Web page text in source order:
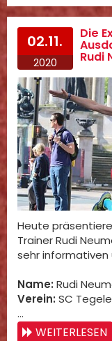
02.11.
2020
Die
Rudi
Heute
Trainer Rudi
sehr
Name: Rudi
Verein: SC
…
WEITERLESEN